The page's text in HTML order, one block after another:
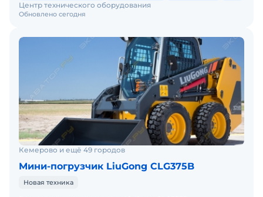
Обновлено сегодня
Центр технического оборудования
Кемерово и ещё 49 городов
Мини-погрузчик LiuGong CLG375B
Новая техника